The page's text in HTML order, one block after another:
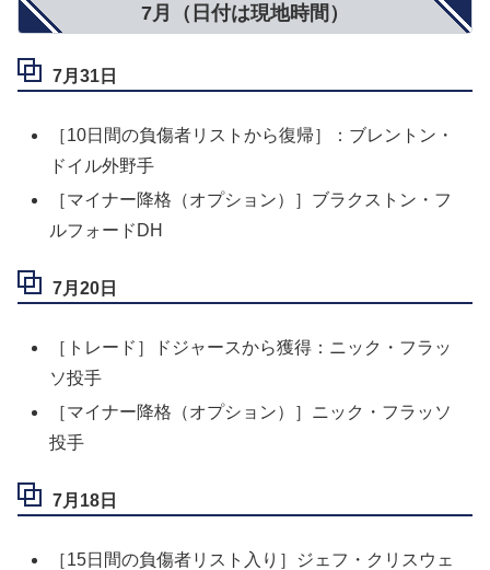
7月（日付は現地時間）
7月31日
［10日間の負傷者リストから復帰］：ブレントン・
ドイル外野手
［マイナー降格（オプション）］ブラクストン・フ
ルフォードDH
7月20日
［トレード］ドジャースから獲得：ニック・フラッ
ソ投手
［マイナー降格（オプション）］ニック・フラッソ
投手
7月18日
［15日間の負傷者リスト入り］ジェフ・クリスウェ